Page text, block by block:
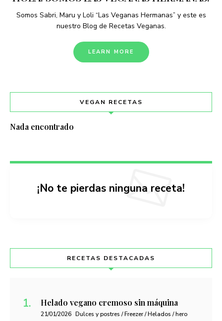
Somos Sabri, Maru y Loli “Las Veganas Hermanas” y este es
nuestro Blog de Recetas Veganas.
LEARN MORE
VEGAN RECETAS
Nada encontrado
¡No te pierdas ninguna receta!
RECETAS DESTACADAS
Helado vegano cremoso sin máquina
21/01/2026 Dulces y postres / Freezer / Helados / hero